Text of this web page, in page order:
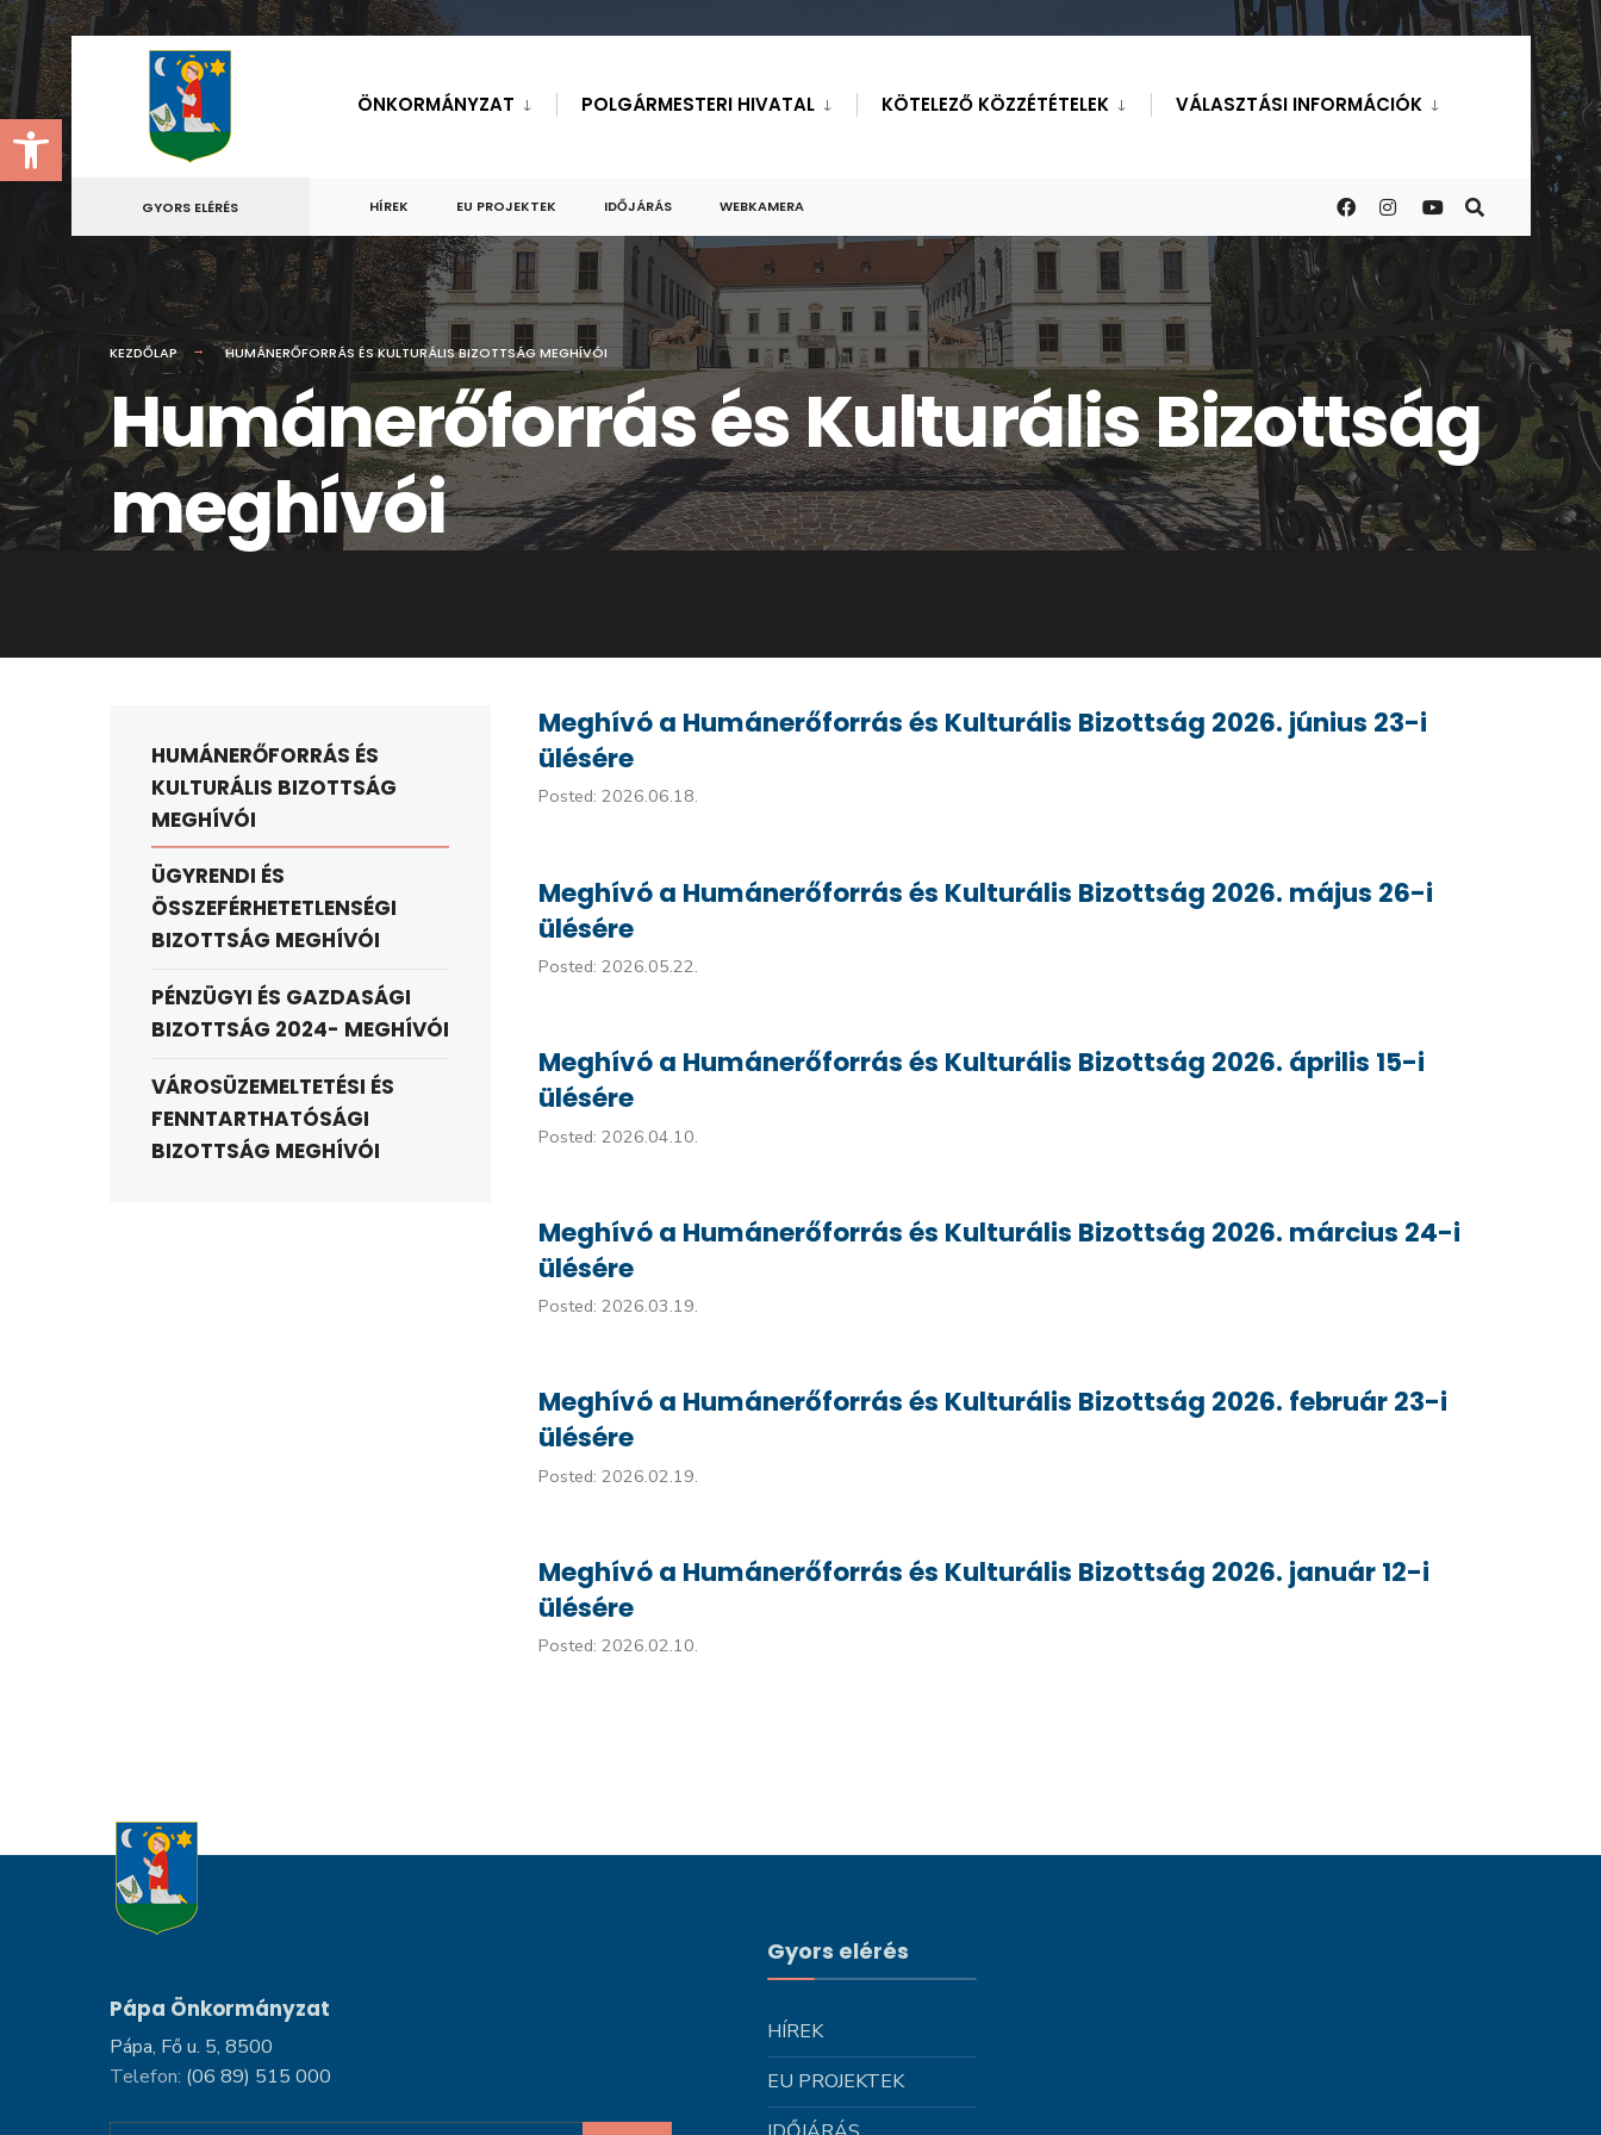
Eszköztár megnyitása
content
ÖNKORMÁNYZAT POLGÁRMESTERI HIVATAL KÖTELEZŐ KÖZZÉTÉTELEK VÁLASZTÁSI INFORMÁCIÓK
GYORS ELÉRÉS HÍREK EU PROJEKTEK IDŐJÁRÁS WEBKAMERA
KEZDŐLAP HUMÁNERŐFORRÁS ÉS KULTURÁLIS BIZOTTSÁG MEGHÍVÓI
Humánerőforrás és Kulturális Bizottság
meghívói
Meghívó a Humánerőforrás és Kulturális Bizottság 2026. június 23-i
ülésére
Posted: 2026.06.18.
Meghívó a Humánerőforrás és Kulturális Bizottság 2026. május 26-i
ülésére
Posted: 2026.05.22.
Meghívó a Humánerőforrás és Kulturális Bizottság 2026. április 15-i
ülésére
Posted: 2026.04.10.
Meghívó a Humánerőforrás és Kulturális Bizottság 2026. március 24-i
ülésére
Posted: 2026.03.19.
Meghívó a Humánerőforrás és Kulturális Bizottság 2026. február 23-i
ülésére
Posted: 2026.02.19.
Meghívó a Humánerőforrás és Kulturális Bizottság 2026. január 12-i
ülésére
Posted: 2026.02.10.
HUMÁNERŐFORRÁS ÉS
KULTURÁLIS BIZOTTSÁG
MEGHÍVÓI
ÜGYRENDI ÉS
ÖSSZEFÉRHETETLENSÉGI
BIZOTTSÁG MEGHÍVÓI
PÉNZÜGYI ÉS GAZDASÁGI
BIZOTTSÁG 2024- MEGHÍVÓI
VÁROSÜZEMELTETÉSI ÉS
FENNTARTHATÓSÁGI
BIZOTTSÁG MEGHÍVÓI
Pápa Önkormányzat
Pápa, Fő u. 5, 8500
Telefon: (06 89) 515 000
Gyors elérés
HÍREK
EU PROJEKTEK